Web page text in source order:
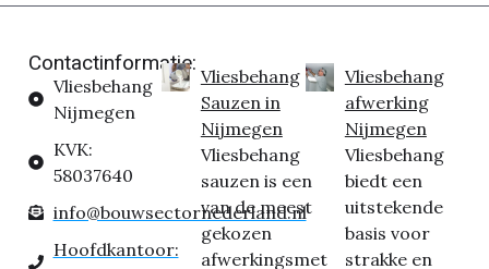
Contactinformatie:
Vliesbehang
Nijmegen
KVK:
58037640
info@bouwsectornederland.nl
Hoofdkantoor:
Vliesbehang
Sauzen in
Nijmegen
Vliesbehang
sauzen is een
van de meest
gekozen
afwerkingsmet
Vliesbehang
afwerking
Nijmegen
Vliesbehang
biedt een
uitstekende
basis voor
strakke en